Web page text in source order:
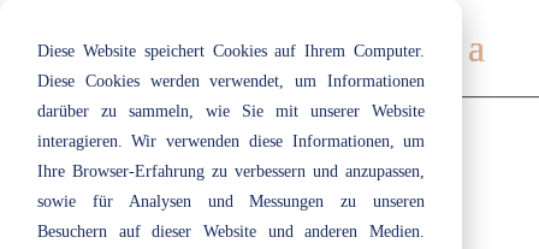
Diese Website speichert Cookies auf Ihrem Computer.
Diese Cookies werden verwendet, um Informationen
darüber zu sammeln, wie Sie mit unserer Website
interagieren. Wir verwenden diese Informationen, um
Ihre Browser-Erfahrung zu verbessern und anzupassen,
sowie für Analysen und Messungen zu unseren
Besuchern auf dieser Website und anderen Medien.
144 | Tulip
Nov. 11, 2018 |Rot